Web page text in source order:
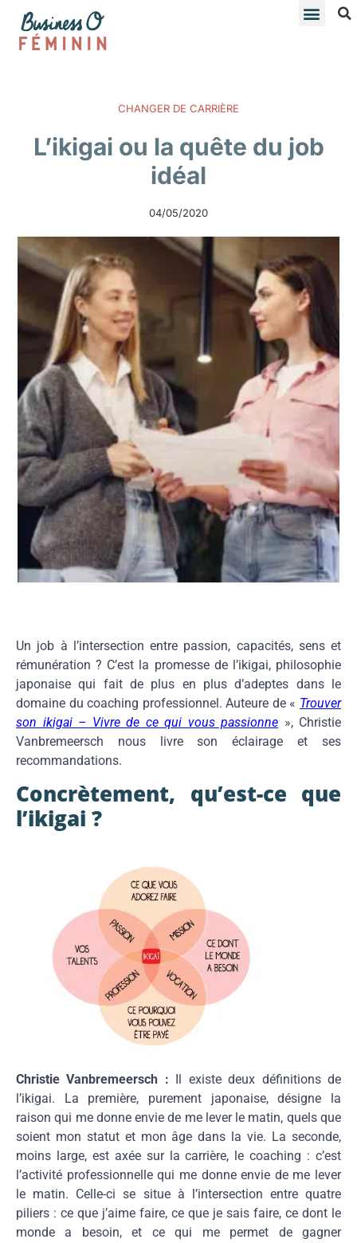
CHANGER DE CARRIÈRE
L’ikigai ou la quête du job
idéal
04/05/2020
Un job à l’intersection entre passion, capacités, sens et
rémunération ? C’est la promesse de l’ikigai, philosophie
japonaise qui fait de plus en plus d’adeptes dans le
domaine du coaching professionnel. Auteure de « Trouver
son ikigai – Vivre de ce qui vous passionne », Christie
Vanbremeersch nous livre son éclairage et ses
recommandations.
Concrètement, qu’est-ce que
l’ikigai ?
Christie Vanbremeersch :
Il existe deux définitions de
l’ikigai. La première, purement japonaise, désigne la
raison qui me donne envie de me lever le matin, quels que
soient mon statut et mon âge dans la vie. La seconde,
moins large, est axée sur la carrière, le coaching : c’est
l’activité professionnelle qui me donne envie de me lever
le matin. Celle-ci se situe à l’intersection entre quatre
piliers : ce que j’aime faire, ce que je sais faire, ce dont le
monde a besoin, et ce qui me permet de gagner